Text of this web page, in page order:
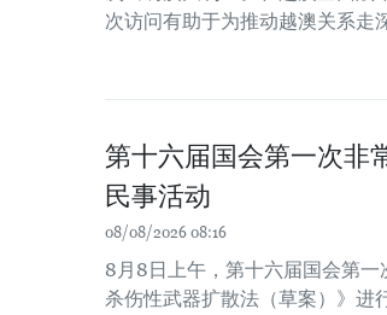
次访问有助于为推动越澳关系走
第十六届国会第一次非
民事活动
08/08/2026 08:16
8月8日上午，第十六届国会第
杀伤性武器扩散法（草案）》进